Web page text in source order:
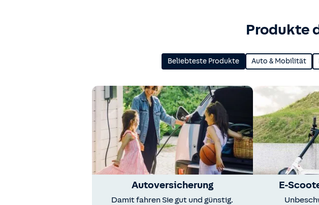
Produkte
Beliebteste Produkte Auto & Mobilität
Autoversicherung
Damit fahren Sie gut und günstig.
E-